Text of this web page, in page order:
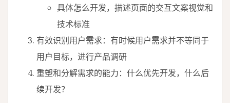
具体怎么开发，描述页面的交互文案视觉和
技术标准
有效识别用户需求：有时候用户需求并不等同于
用户目标，进行产品调研
重塑和分解需求的能力：什么优先开发，什么后
续开发？